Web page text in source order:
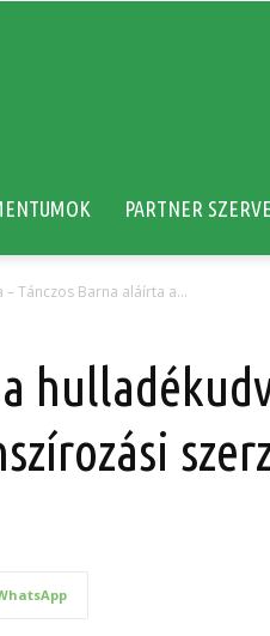
PARTNER
Tánczos Barna aláírta a...